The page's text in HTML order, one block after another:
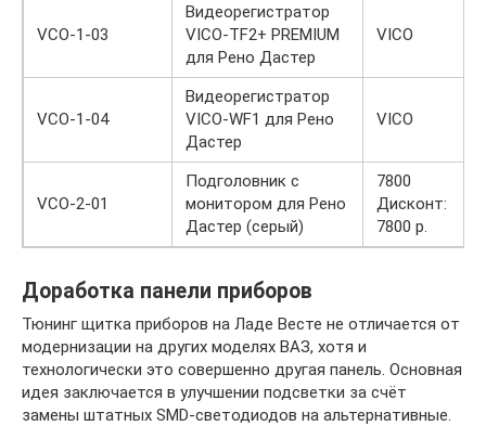
VCO-1-03
Видеорегистратор
VICO-TF2+ PREMIUM
для Рено Дастер
VICO
VCO-1-04
Видеорегистратор
VICO-WF1 для Рено
Дастер
VICO
VCO-2-01
Подголовник с
монитором для Рено
Дастер (серый)
7800
Дисконт:
7800 р.
Доработка панели приборов
Тюнинг щитка приборов на Ладе Весте не отличается от
модернизации на других моделях ВАЗ, хотя и
технологически это совершенно другая панель. Основная
идея заключается в улучшении подсветки за счёт
замены штатных SMD-светодиодов на альтернативные.